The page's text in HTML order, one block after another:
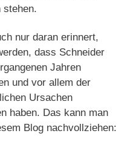
stehen.
nur daran erinnert,
dass Schneider
Jahren
und vor allem der
Ursachen
haben. Das kann man
Blog nachvollziehen: